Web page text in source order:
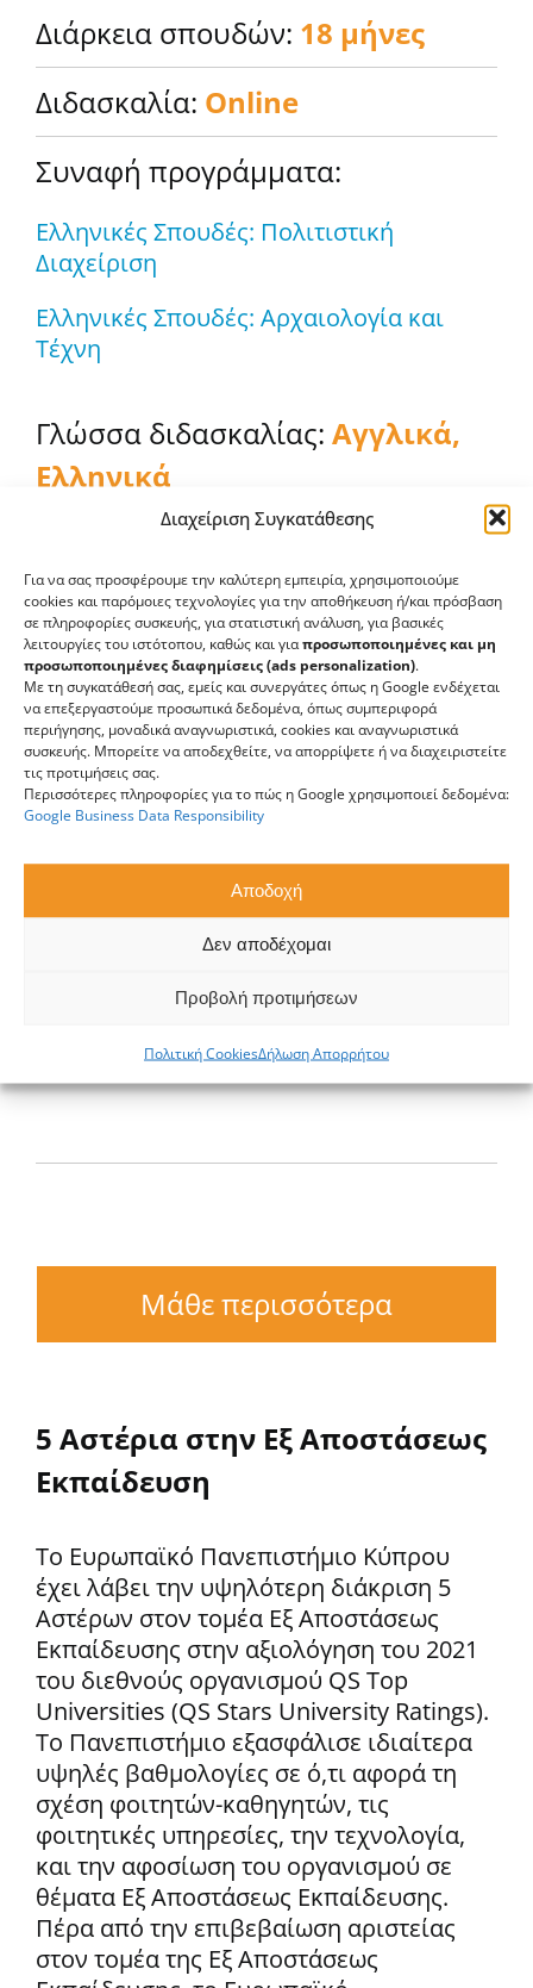
Διαχείριση Συγκατάθεσης
Για να σας προσφέρουμε την καλύτερη εμπειρία, χρησιμοποιούμε
cookies και παρόμοιες τεχνολογίες για την αποθήκευση ή/και πρόσβαση
σε πληροφορίες συσκευής, για στατιστική ανάλυση, για βασικές
λειτουργίες του ιστότοπου, καθώς και γιαπροσωποποιημένες και μη
προσωποποιημένες διαφημίσεις (ads personalization).
Με τη συγκατάθεσή σας, εμείς και συνεργάτες όπως η Google ενδέχεται
να επεξεργαστούμε προσωπικά δεδομένα, όπως συμπεριφορά
περιήγησης, μοναδικά αναγνωριστικά, cookies και αναγνωριστικά
συσκευής. Μπορείτε να αποδεχθείτε, να απορρίψετε ή να διαχειριστείτε
τις προτιμήσεις σας.
Περισσότερες πληροφορίες για το πώς η Google χρησιμοποιεί δεδομένα:
Google Business Data Responsibility
Αποδοχή
Δεν αποδέχομαι
Προβολή προτιμήσεων
Πολιτική CookiesΔήλωση Απορρήτου
Διάρκεια σπουδών: 18 μήνες
Διδασκαλία: Online
Συναφή προγράμματα:
Ελληνικές Σπουδές: Πολιτιστική
Διαχείριση
Ελληνικές Σπουδές: Αρχαιολογία και
Τέχνη
Γλώσσα διδασκαλίας: Αγγλικά,
Ελληνικά
Τομείς Εργοδότησης Αποφοίτων:
Πολιτιστικούς Φορείς και Ιδρύματα
(Μουσεία, Βιβλιοθήκες και Ινστιτούτα)
Δημόσια Διοίκηση
Εκπαίδευση
Μη Κυβερνητικές Οργανώσεις (ΜΚΟ)
Τουριστική Βιομηχανία
Μάθε περισσότερα
5 Αστέρια στην Εξ Αποστάσεως
Εκπαίδευση
Το Ευρωπαϊκό Πανεπιστήμιο Κύπρου
έχει λάβει την υψηλότερη διάκριση 5
Αστέρων στον τομέα Εξ Αποστάσεως
Εκπαίδευσης στην αξιολόγηση του 2021
του διεθνούς οργανισμού QS Top
Universities (QS Stars University Ratings).
Το Πανεπιστήμιο εξασφάλισε ιδιαίτερα
υψηλές βαθμολογίες σε ό,τι αφορά τη
σχέση φοιτητών-καθηγητών, τις
φοιτητικές υπηρεσίες, την τεχνολογία,
και την αφοσίωση του οργανισμού σε
θέματα Εξ Αποστάσεως Εκπαίδευσης.
Πέρα από την επιβεβαίωση αριστείας
στον τομέα της Εξ Αποστάσεως